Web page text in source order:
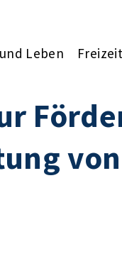
Leben Freizeit